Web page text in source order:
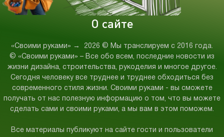
О сайте
«Своими руками» → 2026 © Мы транслируем с 2016 года.
© «Своими руками» – Все обо всем, последние новости из
жизни дизайна, строительства, рукоделия и многое другое.
Сегодня человеку все труднее и труднее обходиться без
современного стиля жизни. Своими руками - вы сможете
получать от нас полезную информацию о том, что вы можете
сделать сами и своими руками, а мы вам в этом поможем.
Все материалы публикуют на сайте гости и пользователи